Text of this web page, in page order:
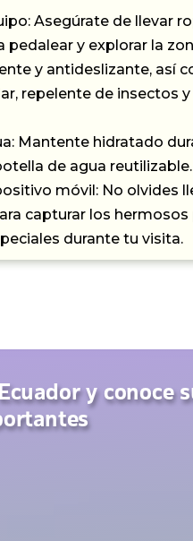
Asegúrate de llevar
pedalear y explorar la
y antideslizante, así
repelente de insectos
Mantente hidratado
de agua reutilizable.
móvil: No olvides
capturar los hermosos
durante tu visita.
y conoce